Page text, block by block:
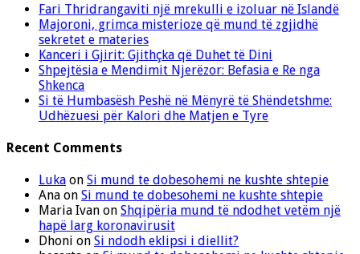
Fari Thridrangaviti një mrekulli e izoluar në Islandë
Majoroni, grimca misterioze që mund të zgjidhë
sekretet e materies
Kanceri i Gjirit: Gjithçka që Duhet të Dini
Shpejtësia e Mendimit Njerëzor: Befasia e Re nga
Shkenca
Si të Humbasësh Peshë në Mënyrë të Shëndetshme:
Udhëzuesi për Kalori dhe Matjen e Tyre
Recent Comments
Luka on Si mund te dobesohemi ne kushte shtepie
Ana on Si mund te dobesohemi ne kushte shtepie
Maria Ivan on Shqipëria mund të ndodhet vetëm një
hapë larg koronavirusit
Dhoni on Si ndodh eklipsi i diellit?